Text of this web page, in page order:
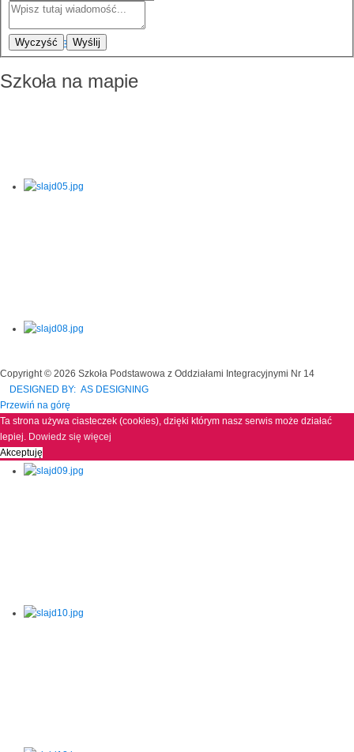
Wyczyść Wyślij
Szkoła na mapie
Copyright © 2026 Szkoła Podstawowa z Oddziałami Integracyjnymi Nr 14
DESIGNED BY: AS DESIGNING
Przewiń na górę
Ta strona używa ciasteczek (cookies), dzięki którym nasz serwis może działać
lepiej. Dowiedz się więcej
Akceptuję